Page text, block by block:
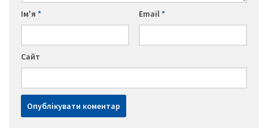
Ім'я * Email*
Сайт